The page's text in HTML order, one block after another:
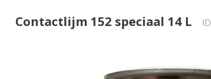
Contactlijm 152 speciaal 14 L ID